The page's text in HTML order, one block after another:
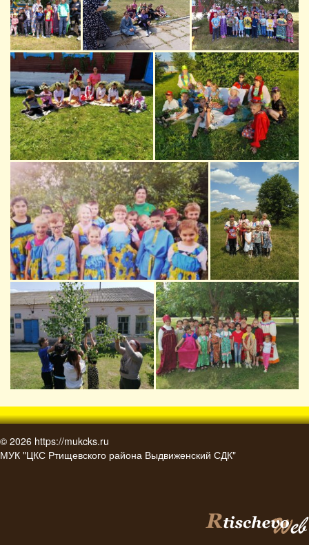
© 2026 https://mukcks.ru
МУК "ЦКС Ртищевского района Выдвиженский СДК"